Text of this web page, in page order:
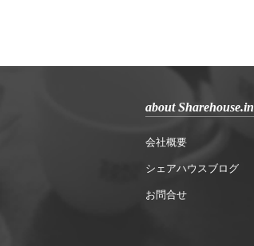
about Sharehouse.in
会社概要
シェアハウスブログ
お問合せ